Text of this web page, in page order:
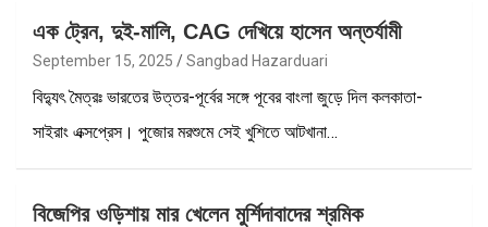
এক ট্রেন, দুই-মালি, CAG দেখিয়ে হাসেন অন্তর্যামী
September 15, 2025 Sangbad Hazarduari
বিদ্যুৎ মৈত্রঃ ভারতের উত্তর-পূর্বের সঙ্গে পূবের বাংলা জুড়ে দিল কলকাতা-
সাইরাং এক্সপ্রেস। পুজোর মরশুমে সেই খুশিতে আটখানা…
বিজেপির ওড়িশায় মার খেলেন মুর্শিদাবাদের শ্রমিক